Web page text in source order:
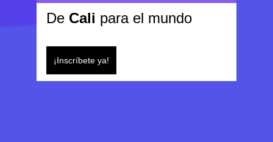
De Cali para el mundo
¡Inscríbete ya!